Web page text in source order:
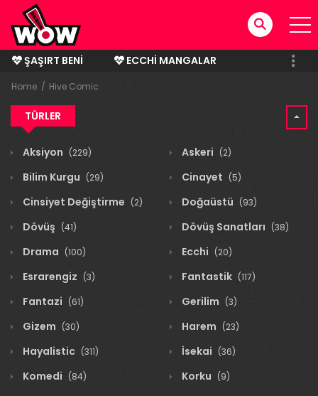
ŞAŞIRT BENI
ECCHI MANGALAR
BITMIŞ MANGALAR
Home Hive Comic
TÜRLER
Aksiyon (229) Askeri (2)
Bilim Kurgu (29) Cinayet (5)
Cinsiyet Değiştirme (2) Doğaüstü (93)
Dövüş (41) Dövüş Sanatları (38)
Drama (100) Ecchi (20)
Esrarengiz (3) Fantastik (117)
Fantazi (61) Gerilim (3)
Gizem (30) Harem (23)
Hayalistic (311) İsekai (36)
Komedi (84) Korku (9)